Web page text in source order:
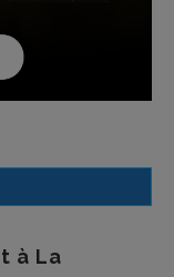
à La